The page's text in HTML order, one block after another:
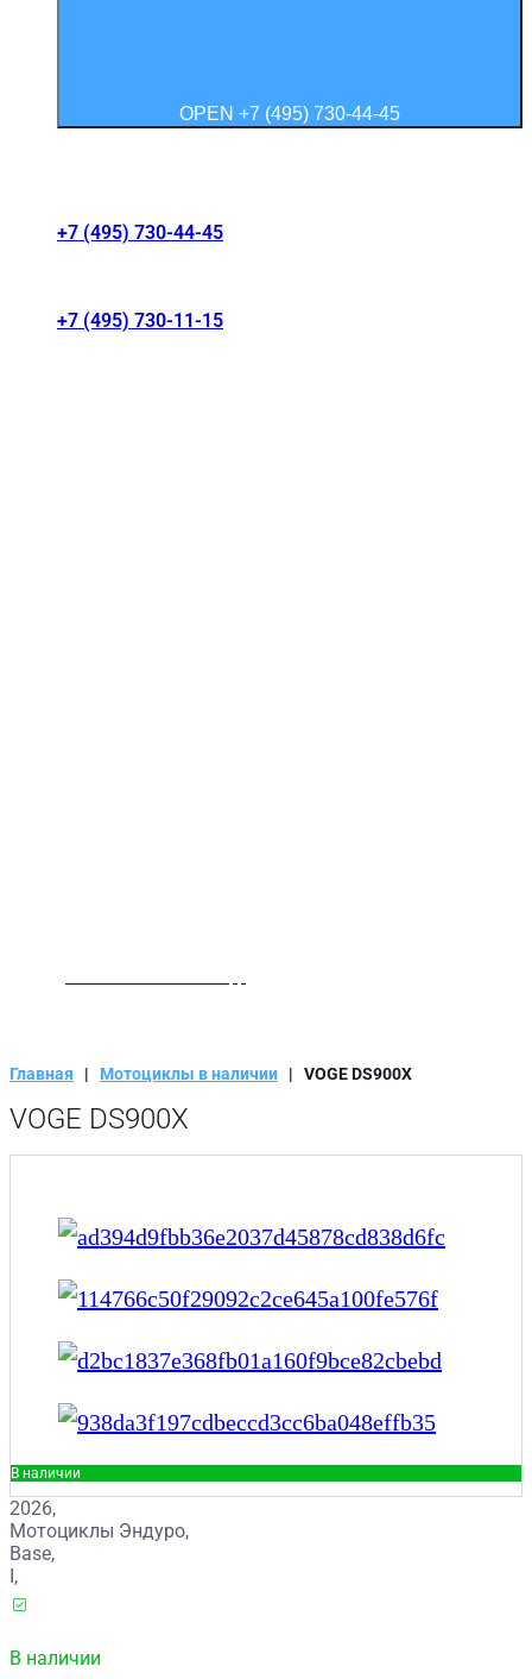
OPEN +7 (495) 730-44-45
+7 (495) 730-44-45
+7 (495) 730-11-15
Главная | Мотоциклы в наличии | VOGE DS900X
VOGE DS900X
В наличии
2026,
Мотоциклы Эндуро,
Base,
I,
В наличии